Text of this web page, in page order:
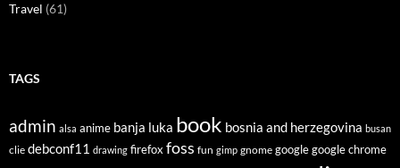
Travel (61)
TAGS
admin alsa anime banja luka book bosnia and herzegovina busan
clie debconf11 drawing firefoxfoss fun gimp gnome google google chrome